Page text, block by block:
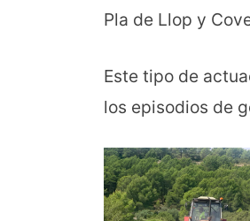
Pla de Llop y
Este tipo de
los episodios de